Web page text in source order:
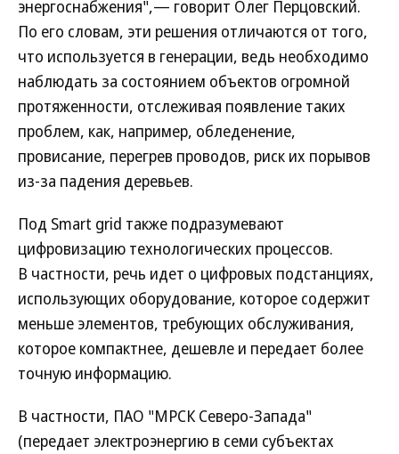
энергоснабжения",— говорит Олег Перцовский.
По его словам, эти решения отличаются от того,
что используется в генерации, ведь необходимо
наблюдать за состоянием объектов огромной
протяженности, отслеживая появление таких
проблем, как, например, обледенение,
провисание, перегрев проводов, риск их порывов
из-за падения деревьев.
Под Smart grid также подразумевают
цифровизацию технологических процессов.
В частности, речь идет о цифровых подстанциях,
использующих оборудование, которое содержит
меньше элементов, требующих обслуживания,
которое компактнее, дешевле и передает более
точную информацию.
В частности, ПАО "МРСК Северо-Запада"
(передает электроэнергию в семи субъектах